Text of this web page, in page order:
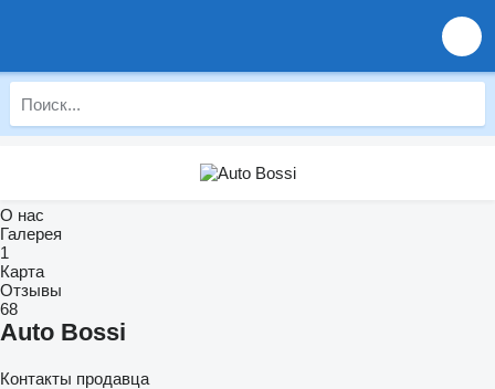
О нас
Галерея
1
Карта
Отзывы
68
Auto Bossi
Контакты продавца